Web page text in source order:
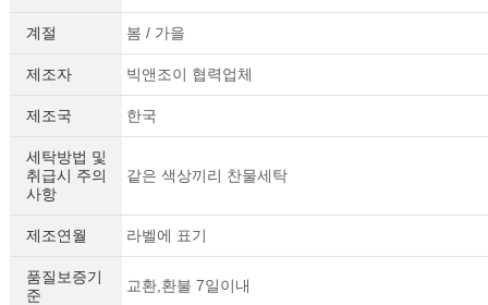
계절 봄 / 가을
제조자 빅앤조이 협력업체
제조국 한국
세탁방법 및
취급시 주의
사항
같은 색상끼리 찬물세탁
제조연월 라벨에 표기
품질보증기
준
교환,환불 7일이내